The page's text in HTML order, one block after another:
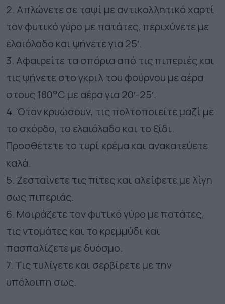
2. Απλώνετε σε ταψί με αντικολλητικό χαρτί
τον φυτικό γύρο με πατάτες, περιχύνετε με
ελαιόλαδο και ψήνετε για 25′.
3. Αφαιρείτε τα σπόρια από τις πιπεριές και
τις ψήνετε στο γκριλ του φούρνου με αέρα
στους 180°C με αέρα για 20′-25′.
4. Όταν κρυώσουν, τις πολτοποιείτε μαζί με
το σκόρδο, το ελαιόλαδο και το ξίδι.
Προσθέτετε το τυρί κρέμα και ανακατεύετε
καλά.
5. Ζεσταίνετε τις πίτες και αλείφετε με λίγη
σως πιπεριάς.
6. Μοιράζετε τον φυτικό γύρο με πατάτες,
τις ντομάτες και το κρεμμύδι και
πασπαλίζετε με δυόσμο.
7. Τις τυλίγετε και σερβίρετε με την
υπόλοιπη σως.